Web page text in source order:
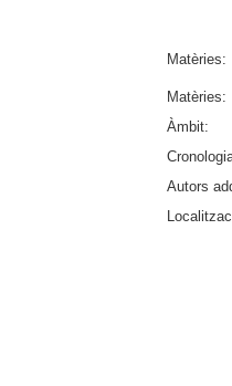
Matèries:
Matèries:
Àmbit:
Autors